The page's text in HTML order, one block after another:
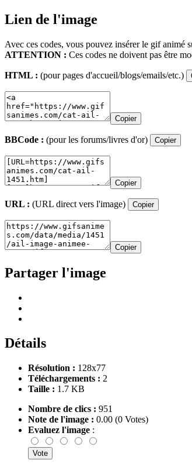
Lien de l'image
Avec ces codes, vous pouvez insérer le gif
ATTENTION : Ces codes ne doivent pas être
HTML : (pour pages d'accueil/blogs/emails/etc.)
Copier
BBCode : (pour les forums/livres d'or) Copier
Copier
URL : (URL direct vers l'image) Copier
Copier
Partager l'image
Détails
Résolution : 128x77
Téléchargements : 2
Taille : 1.7 KB
Nombre de clics : 951
Note de l'image : 0.00 (0 Votes)
Evaluez l'image :